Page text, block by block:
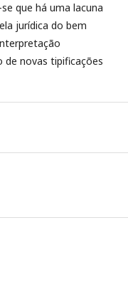
que há uma lacuna
jurídica do bem
de novas tipificações